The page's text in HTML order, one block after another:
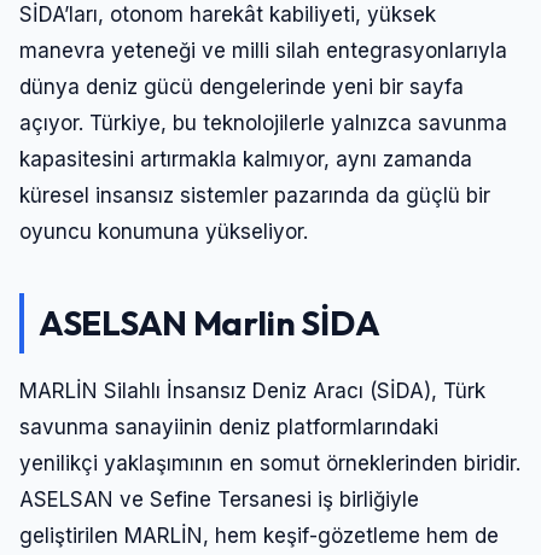
SİDA’ları, otonom harekât kabiliyeti, yüksek
manevra yeteneği ve milli silah entegrasyonlarıyla
dünya deniz gücü dengelerinde yeni bir sayfa
açıyor. Türkiye, bu teknolojilerle yalnızca savunma
kapasitesini artırmakla kalmıyor, aynı zamanda
küresel insansız sistemler pazarında da güçlü bir
oyuncu konumuna yükseliyor.
ASELSAN Marlin SİDA
MARLİN Silahlı İnsansız Deniz Aracı (SİDA), Türk
savunma sanayiinin deniz platformlarındaki
yenilikçi yaklaşımının en somut örneklerinden biridir.
ASELSAN ve Sefine Tersanesi iş birliğiyle
geliştirilen MARLİN, hem keşif-gözetleme hem de